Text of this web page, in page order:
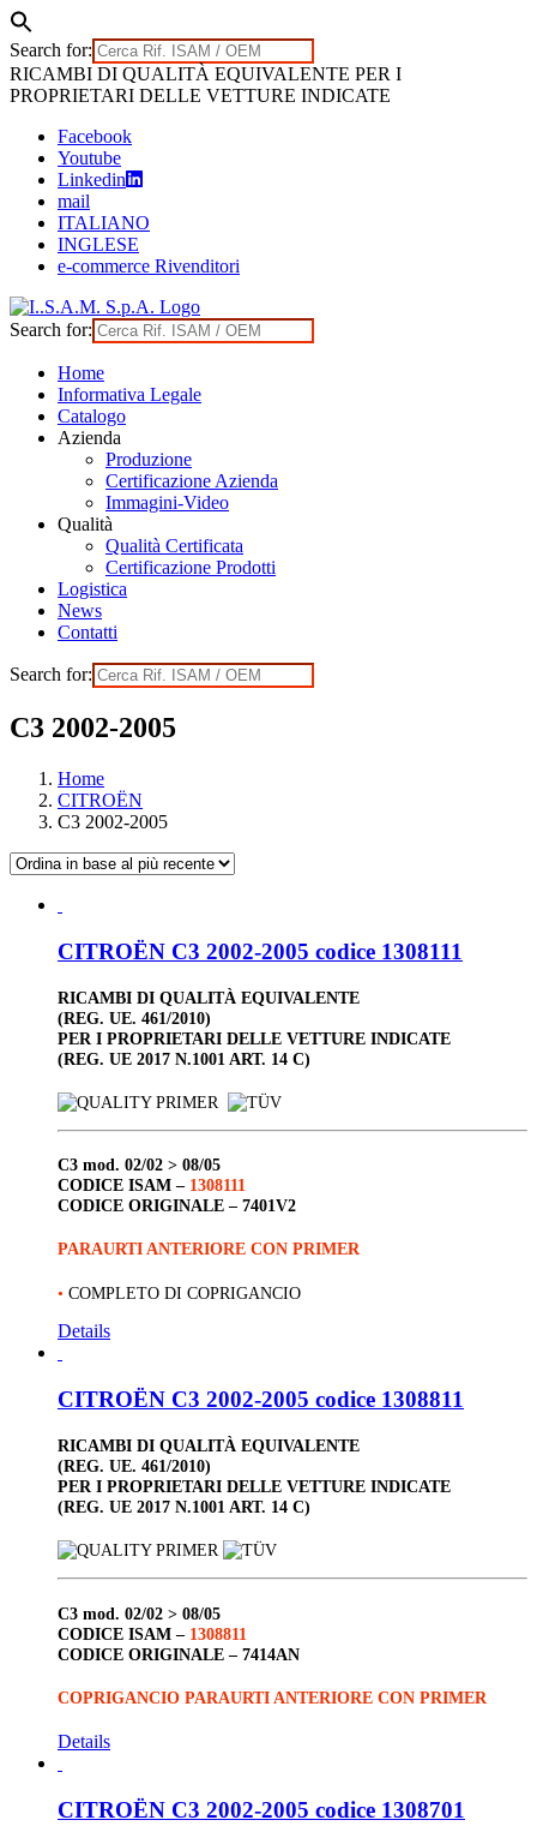
Search for:
Skip
to
RICAMBI DI QUALITÀ EQUIVALENTE PER I
PROPRIETARI DELLE VETTURE INDICATE
Facebook
Youtube
Linkedin
mail
ITALIANO
INGLESE
e-commerce Rivenditori
Search for:
Home
Informativa Legale
Catalogo
Azienda
Produzione
Certificazione Azienda
Immagini-Video
Qualità
Qualità Certificata
Certificazione Prodotti
Logistica
News
Contatti
Search for:
C3 2002-2005
Home
CITROËN
C3 2002-2005
CITROËN C3 2002-2005 codice 1308111
RICAMBI DI QUALITÀ EQUIVALENTE
(REG. UE. 461/2010)
PER I PROPRIETARI DELLE VETTURE INDICATE
(REG. UE 2017 N.1001 ART. 14 C)
C3 mod. 02/02 > 08/05
CODICE ISAM – 1308111
CODICE ORIGINALE – 7401V2
PARAURTI ANTERIORE CON PRIMER
• COMPLETO DI COPRIGANCIO
Details
CITROËN C3 2002-2005 codice 1308811
RICAMBI DI QUALITÀ EQUIVALENTE
(REG. UE. 461/2010)
PER I PROPRIETARI DELLE VETTURE INDICATE
(REG. UE 2017 N.1001 ART. 14 C)
C3 mod. 02/02 > 08/05
CODICE ISAM – 1308811
CODICE ORIGINALE – 7414AN
COPRIGANCIO PARAURTI ANTERIORE CON PRIMER
Details
CITROËN C3 2002-2005 codice 1308701